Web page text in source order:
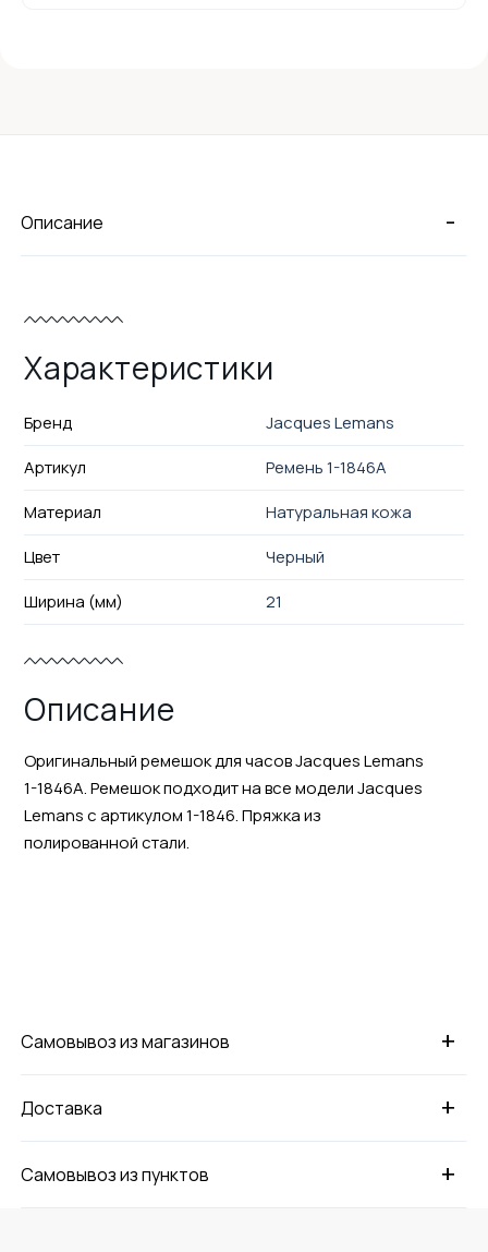
-
Описание
Характеристики
Бренд
Jacques Lemans
Артикул
Ремень 1-1846A
Материал
Натуральная кожа
Цвет
Черный
Ширина (мм)
21
Описание
Оригинальный ремешок для часов Jacques Lemans
1-1846A. Ремешок подходит на все модели Jacques
Lemans с артикулом 1-1846. Пряжка из
полированной стали.
+
Самовывоз из магазинов
+
Доставка
+
Самовывоз из пунктов